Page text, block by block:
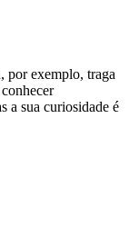
por exemplo, traga
a sua curiosidade é